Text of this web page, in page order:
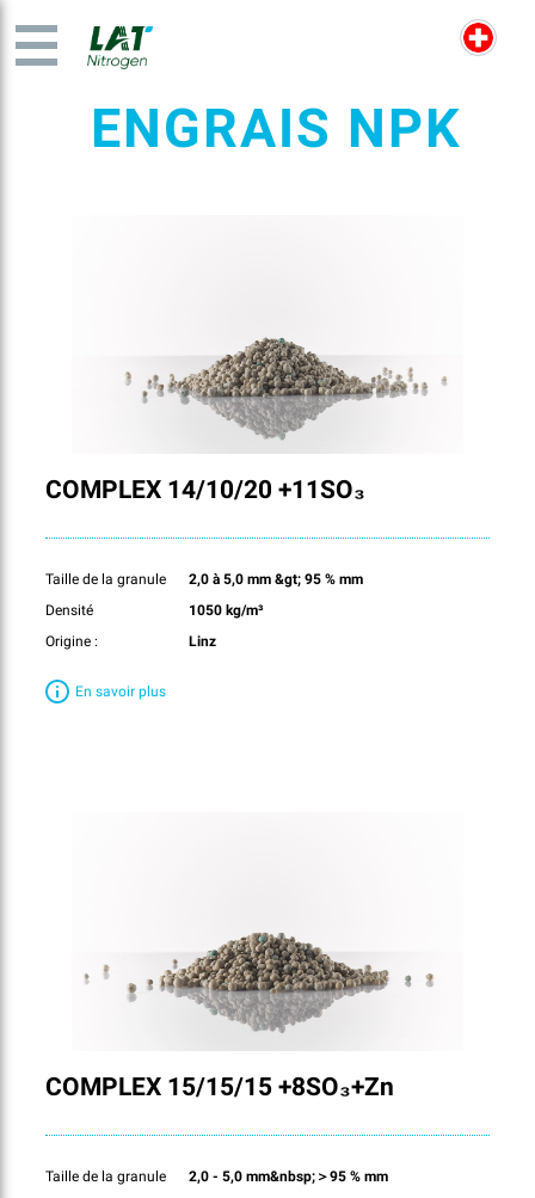
ENGRAIS NPK
COMPLEX 14/10/20 +11SO₃
Taille de la granule
2,0 à 5,0 mm &gt; 95 % mm
Densité
1050 kg/m³
Origine :
Linz
En savoir plus
COMPLEX 15/15/15 +8SO₃+Zn
Taille de la granule
2,0 - 5,0 mm&nbsp;＞95 % mm